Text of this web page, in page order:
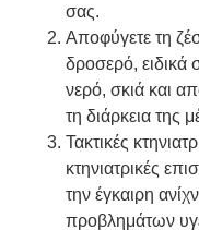
σας.
Αποφύγετε τη
δροσερό, ειδικά
νερό, σκιά και
τη διάρκεια της
Τακτικές
κτηνιατρικές
την έγκαιρη
προβλημάτων